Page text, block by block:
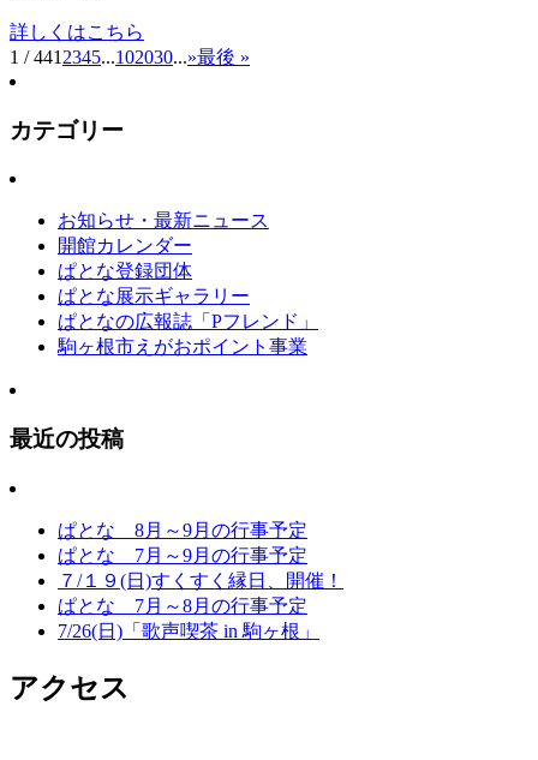
詳しくはこちら
1 / 441 2345...102030...»最後 »
カテゴリー
お知らせ・最新ニュース
開館カレンダー
ぱとな登録団体
ぱとな展示ギャラリー
ぱとなの広報誌「Pフレンド」
駒ヶ根市えがおポイント事業
最近の投稿
ぱとな 8月～9月の行事予定
ぱとな 7月～9月の行事予定
７/１９(日)すくすく縁日、開催！
ぱとな 7月～8月の行事予定
7/26(日)「歌声喫茶 in 駒ヶ根」
アクセス